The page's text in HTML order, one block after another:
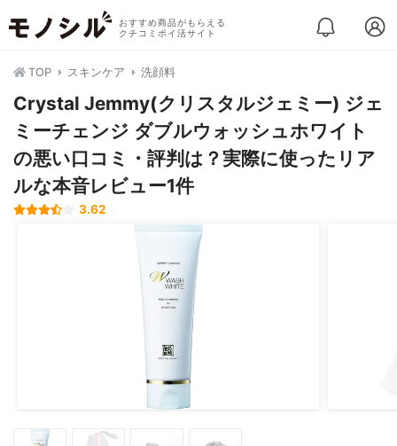
おすすめ商品がもらえる
クチコミポイ活サイト
TOP スキンケア 洗顔料
Crystal Jemmy(クリスタルジェミー) ジェ
ミーチェンジ ダブルウォッシュホワイト
の悪い口コミ・評判は？実際に使ったリア
ルな本音レビュー1件
3.62